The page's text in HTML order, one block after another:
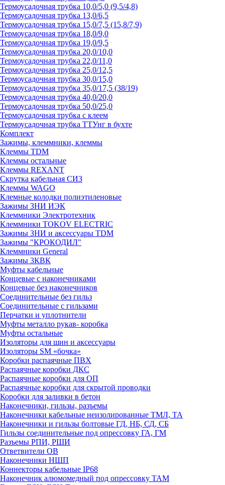
Термоусадочная трубка 10,0/5,0 (9,5/4,8)
Термоусадочная трубка 13,0/6,5
Термоусадочная трубка 15,0/7,5 (15,8/7,9)
Термоусадочная трубка 18,0/9,0
Термоусадочная трубка 19,0/9,5
Термоусадочная трубка 20,0/10,0
Термоусадочная трубка 22,0/11,0
Термоусадочная трубка 25,0/12,5
Термоусадочная трубка 30,0/15,0
Термоусадочная трубка 35,0/17,5 (38/19)
Термоусадочная трубка 40,0/20,0
Термоусадочная трубка 50,0/25,0
Термоусадочная трубка с клеем
Термоусадочная трубка ТТУнг в бухте
Комплект
Зажимы, клеммники, клеммы
Клеммы TDM
Клеммы остальные
Клеммы REXANT
Скрутка кабельная СИЗ
Клеммы WAGO
Клемные колодки полиэтиленовые
Зажимы ЗНИ ИЭК
Клеммники Электротехник
Клеммники TOKOV ELECTRIC
Зажимы ЗНИ и аксессуары TDM
Зажимы "КРОКОДИЛ"
Клеммники General
Зажимы 3КВК
Муфты кабельные
Концевые с наконечниками
Концевые без наконечников
Соединительные без гильз
Соединительные с гильзами
Перчатки и уплотнители
Муфты металло рукав- коробка
Муфты остальные
Изоляторы для шин и аксессуары
Изоляторы SM «бочка»
Коробки распаячные ПВХ
Распаячные коробки ДКС
Распаячные коробки для ОП
Распаячные коробки для скрытой проводки
Коробки для заливки в бетон
Наконечники, гильзы, разъемы
Наконечники кабельные неизолированные ТМЛ, ТА
Наконечники и гильзы болтовые ГД, НБ, СД, СБ
Гильзы соединительные под опрессовку ГА, ГМ
Разъемы РПИ, РШИ
Ответвители ОВ
Наконечники НШП
Коннекторы кабельные IP68
Наконечник алюмомедный под опрессовку ТАМ